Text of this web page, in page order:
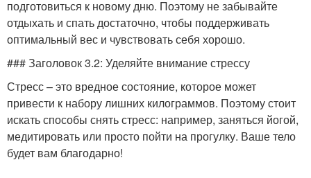
подготовиться к новому дню. Поэтому не забывайте
отдыхать и спать достаточно, чтобы поддерживать
оптимальный вес и чувствовать себя хорошо.
### Заголовок 3.2: Уделяйте внимание стрессу
Стресс – это вредное состояние, которое может
привести к набору лишних килограммов. Поэтому стоит
искать способы снять стресс: например, заняться йогой,
медитировать или просто пойти на прогулку. Ваше тело
будет вам благодарно!